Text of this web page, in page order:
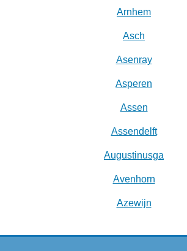
Arnhem
Asch
Asenray
Asperen
Assen
Assendelft
Augustinusga
Avenhorn
Azewijn